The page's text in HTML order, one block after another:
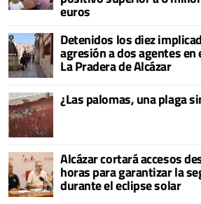
euros
Detenidos los diez
agresión a dos agentes en
La Pradera de Alcázar
¿Las palomas, una plaga
Alcázar cortará accesos
horas para garantizar la
durante el eclipse solar